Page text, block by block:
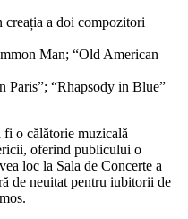
a doi compozitori
Man; “Old American
Paris”; “Rhapsody in Blue”
o călătorie muzicală
oferind publicului o
loc la Sala de Concerte a
de neuitat pentru iubitorii de